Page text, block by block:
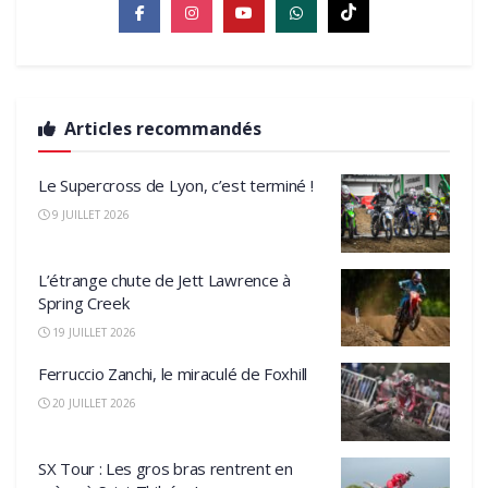
Articles recommandés
Le Supercross de Lyon, c’est terminé !
9 JUILLET 2026
L’étrange chute de Jett Lawrence à
Spring Creek
19 JUILLET 2026
Ferruccio Zanchi, le miraculé de Foxhill
20 JUILLET 2026
SX Tour : Les gros bras rentrent en